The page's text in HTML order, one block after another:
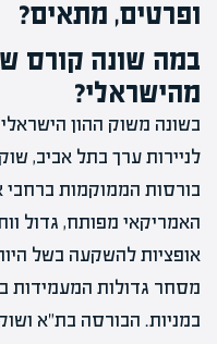
ופרטים, מתאים?
במה שונה קורס
מהישראלי?
בשונה משוק ההון
לניירות ערך בתל אביב,
בורסות הממוקמות ברחבי
האמריקאי מפותח, גדול
אופציות להשקעה בשל
מסחר גדולות המעמידות
במניות. הבורסה בת"א